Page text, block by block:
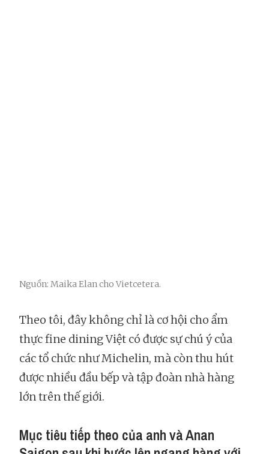
Nguồn: Maika Elan cho Vietcetera.
Theo tôi, đây không chỉ là cơ hội cho ẩm
thực fine dining Việt có được sự chú ý của
các tổ chức như Michelin, mà còn thu hút
được nhiều đầu bếp và tập đoàn nhà hàng
lớn trên thế giới.
Mục tiêu tiếp theo của anh và Anan